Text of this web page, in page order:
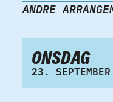
ANDRE
ONSDAG
23. SEPTEMBER